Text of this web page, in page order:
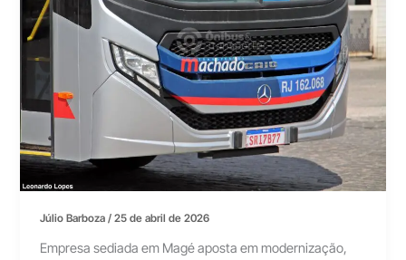
Júlio Barboza/25 de abril de 2026
Empresa sediada em Magé aposta em modernização,